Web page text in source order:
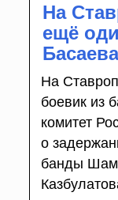
На
ещё
Басаева
На
боевик из
комитет
о
банды